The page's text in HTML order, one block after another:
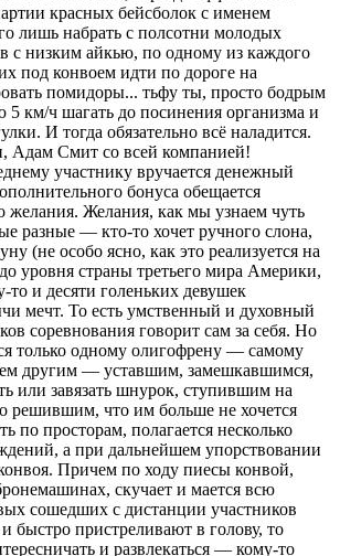
красных бейсболок с именем
лишь набрать с полсотни молодых
с низким айкью, по одному из каждого
под конвоем идти по дороге на
помидоры... тьфу ты, просто бодрым
5 км/ч шагать до посинения организма и
И тогда обязательно всё наладится.
Адам Смит со всей компанией!
участнику вручается денежный
бонуса обещается
желания. Желания, как мы узнаем чуть
разные — кто-то хочет ручного слона,
(не особо ясно, как это реализуется на
уровня страны третьего мира Америки,
то и десяти голеньких девушек
мечт. То есть умственный и духовный
соревнования говорит сам за себя. Но
только одному олигофрену — самому
другим — уставшим, замешкавшимся,
или завязать шнурок, ступившим на
решившим, что им больше не хочется
по просторам, полагается несколько
а при дальнейшем упорствовании
Причем по ходу пиесы конвой,
скучает и мается всю
сошедших с дистанции участников
быстро пристреливают в голову, то
и развлекаться — кому-то